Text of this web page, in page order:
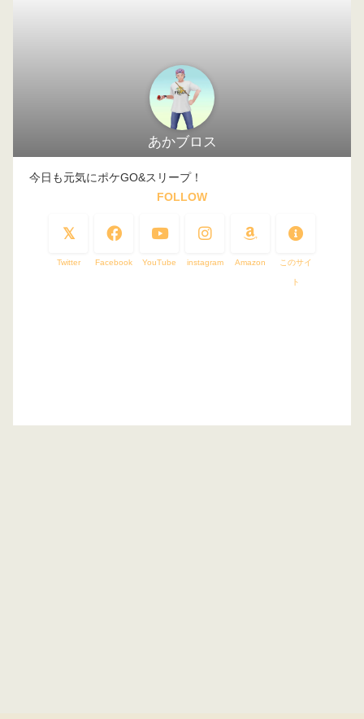
あかブロス
今日も元気にポケGO&スリープ！
FOLLOW
Twitter Facebook YouTube instagram Amazon このサイ
ト